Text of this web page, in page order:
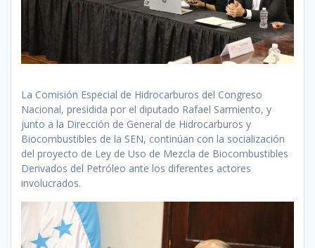
La Comisión Especial de Hidrocarburos del Congreso
Nacional, presidida por el diputado Rafael Sarmiento, y
junto a la Dirección de General de Hidrocarburos y
Biocombustibles de la SEN, continúan con la socialización
del proyecto de Ley de Uso de Mezcla de Biocombustibles
Derivados del Petróleo ante los diferentes actores
involucrados.